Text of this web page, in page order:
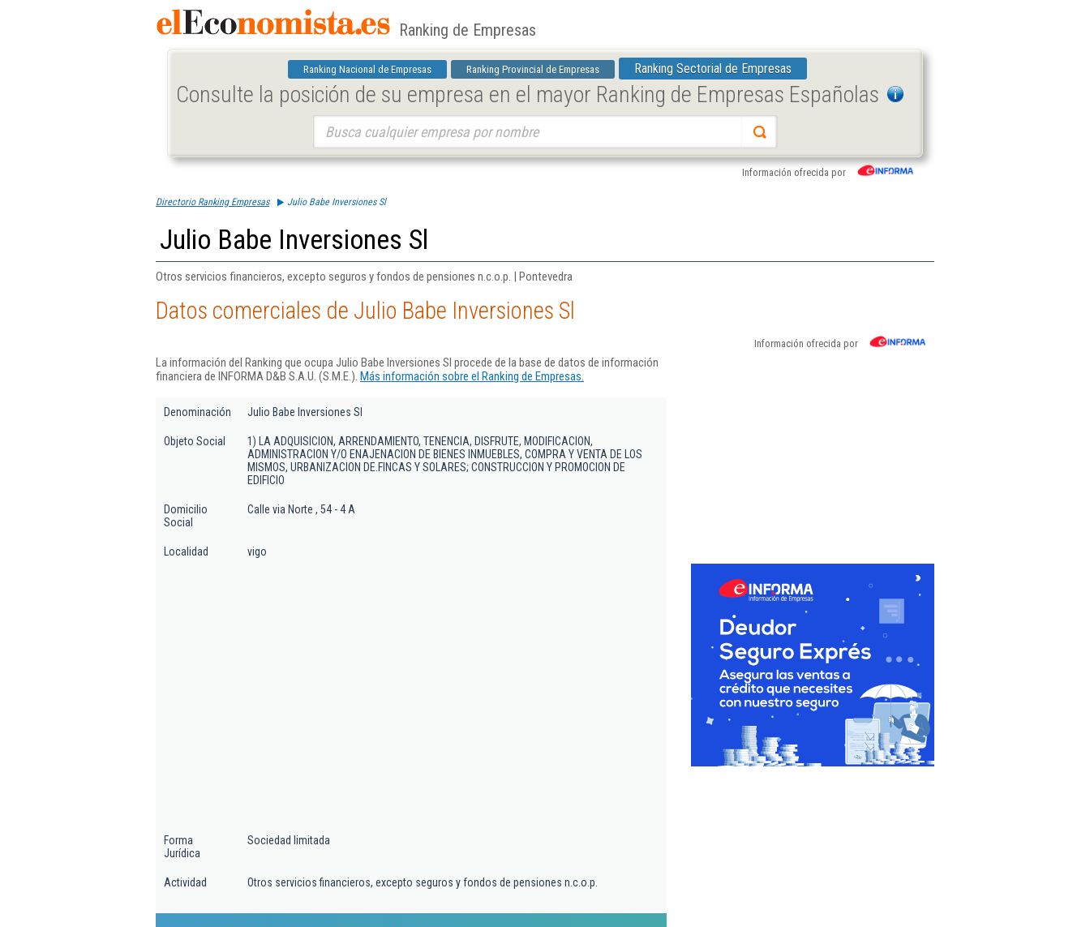
Ranking de Empresas
Ranking Nacional de Empresas Ranking Provincial de Empresas Ranking Sectorial de Empresas
Consulte la posición de su empresa en el mayor Ranking de Empresas Españolas
Información ofrecida por
Directorio Ranking Empresas Julio Babe Inversiones Sl
Julio Babe Inversiones Sl
Otros servicios financieros, excepto seguros y fondos de pensiones n.c.o.p. | Pontevedra
Datos comerciales de Julio Babe Inversiones Sl
Información ofrecida por
La información del Ranking que ocupa Julio Babe Inversiones Sl procede de la base de datos de información
financiera de INFORMA D&B S.A.U. (S.M.E.). Más información sobre el Ranking de Empresas.
Denominación Julio Babe Inversiones Sl
Objeto Social
1) LA ADQUISICION, ARRENDAMIENTO, TENENCIA, DISFRUTE, MODIFICACION,
ADMINISTRACION Y/O ENAJENACION DE BIENES INMUEBLES, COMPRA Y VENTA DE LOS
MISMOS, URBANIZACION DE.FINCAS Y SOLARES; CONSTRUCCION Y PROMOCION DE
EDIFICIO
Domicilio
Social
Calle via Norte , 54 - 4 A
Localidad vigo
Forma
Jurídica
Sociedad limitada
Actividad Otros servicios financieros, excepto seguros y fondos de pensiones n.c.o.p.